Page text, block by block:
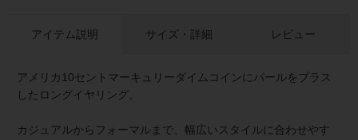
アイテム説明
アメリカ10セントマーキュリーダイムコインにパールをプラス
したロングイヤリング。
カジュアルからフォーマルまで、幅広いスタイルに合わせやす
サイズ・詳細 レビュー